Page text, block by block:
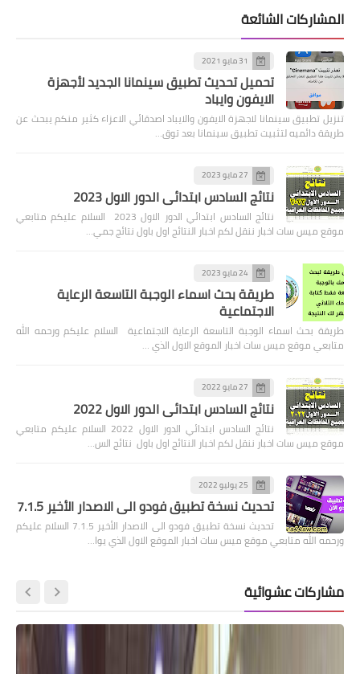
المشاركات الشائعة
31 مايو 2021
تحميل تحديث تطبيق سينمانا الجديد لأجهزة
الايفون وايباد
تنزيل تطبيق سينمانا لاجهزة الايفون والايباد اصدقائي الاعزاء كثير منكم يبحث عن
طريقة دائميه لتثبيت تطبيق سينمانا بعد توق…
27 مايو 2023
نتائج السادس ابتدائي الدور الاول 2023
نتائج السادس ابتدائي الدور الاول 2023 السلام عليكم متابعي
موقع ميس سات اخبار ننقل لكم اخبار النتائج اول باول نتائج جمي…
24 مايو 2023
طريقة بحث اسماء الوجبة التاسعة الرعاية
الاجتماعية
طريقة بحث اسماء الوجبة التاسعة الرعاية الاجتماعية السلام عليكم ورحمه الله
متابعي موقع ميس سات اخبار الموقع الاول الذي …
27 مايو 2022
نتائج السادس ابتدائي الدور الاول 2022
نتائج السادس ابتدائي الدور الاول 2022 السلام عليكم متابعي
موقع ميس سات اخبار ننقل لكم اخبار النتائج اول باول نتائج الس…
25 يوليو 2022
تحديث نسخة تطبيق فودو الى الاصدار الأخير 7.1.5
تحديث نسخة تطبيق فودو الى الاصدار الأخير 7.1.5 السلام عليكم
ورحمه الله متابعي موقع ميس سات اخبار الموقع الاول الذي يوا…
مشاركات عشوائية